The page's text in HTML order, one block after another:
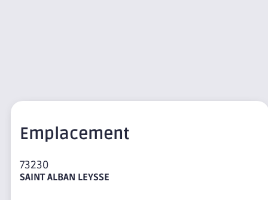
Emplacement
73230
SAINT ALBAN LEYSSE